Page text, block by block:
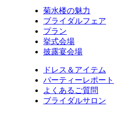
菊水楼の魅力
ブライダルフェア
プラン
挙式会場
披露宴会場
ドレス＆アイテム
パーティーレポート
よくあるご質問
ブライダルサロン